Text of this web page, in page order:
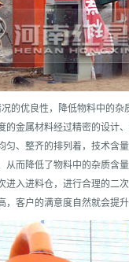
的优良性，降低物料中的
的金属材料经过精密的设计
匀、整齐的排列着，技术含
从而降低了物料中的杂质含
进入进料仓，进行合理的二
客户的满意度自然就会提升